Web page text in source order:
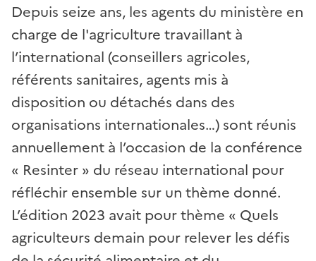
Depuis seize ans, les agents du ministère en
charge de l'agriculture travaillant à
l’international (conseillers agricoles,
référents sanitaires, agents mis à
disposition ou détachés dans des
organisations internationales…) sont réunis
annuellement à l’occasion de la conférence
« Resinter » du réseau international pour
réfléchir ensemble sur un thème donné.
L’édition 2023 avait pour thème « Quels
agriculteurs demain pour relever les défis